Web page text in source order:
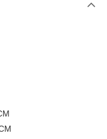
際商業銀行
業銀行